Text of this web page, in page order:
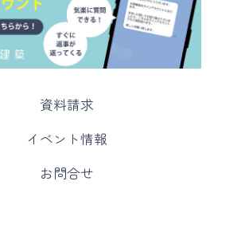
資料請求
イベント情報
お問合せ